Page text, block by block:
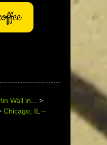
Wall in...
>
Chicago, IL –